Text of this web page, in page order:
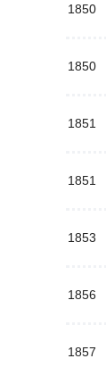
1850
1850
1851
1851
1853
1856
1857